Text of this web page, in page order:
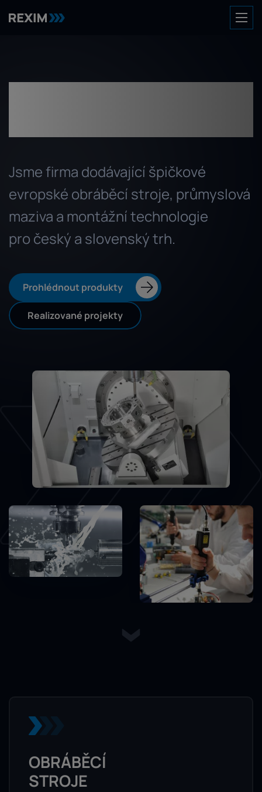
Jsme firma dodávající špičkové
evropské obráběcí stroje, průmyslová
maziva a montážní technologie
pro český a slovenský trh.
Prohlédnout produkty
Realizované projekty
OBRÁBĚCÍ
STROJE